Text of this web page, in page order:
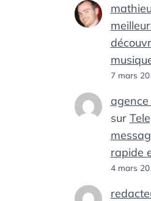
mathieu
7 mars
sur
rapide
4 mars